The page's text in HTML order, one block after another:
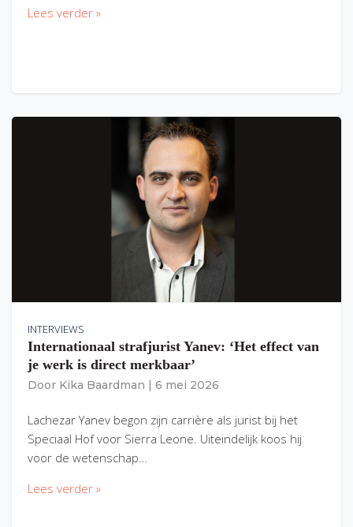
Lees verder »
INTERVIEWS
Internationaal strafjurist Yanev: ‘Het effect van
je werk is direct merkbaar’
Door Kika Baardman 6 mei 2026
Lachezar Yanev begon zijn carrière als jurist bij het
Speciaal Hof voor Sierra Leone. Uiteindelijk koos hij
voor de wetenschap…
Lees verder »